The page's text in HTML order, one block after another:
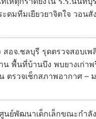
ะดมทีมเยียวยาจิตใจ วอน
สอจ.ชลบุรี รุดตรวจสอบเพ
น พื้นที่บ้านบึง พบยางเก่า
ตรวจเช็กสภาพอากาศ –
นย์พัฒนาเด็กเล็กขณะกำลั